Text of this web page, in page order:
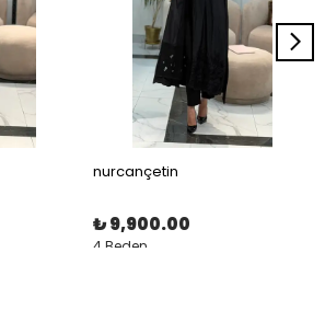
nurcançetin
₺ 9,900.00
4 Beden